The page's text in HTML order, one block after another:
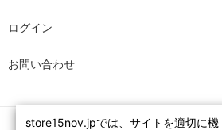
ログイン
お問い合わせ
store15nov.jpでは、サイトを適切に機